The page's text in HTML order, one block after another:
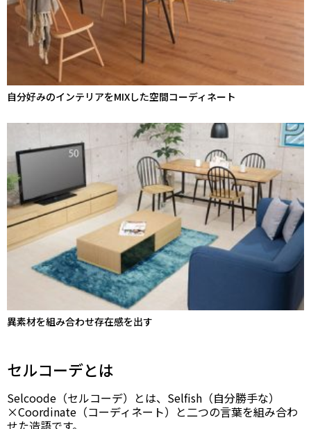
自分好みのインテリアをMIXした空間コーディネート
異素材を組み合わせ存在感を出す
セルコーデとは
Selcoode（セルコーデ）とは、Selfish（自分勝手な）
×Coordinate（コーディネート）と二つの言葉を組み合わ
せた造語です。